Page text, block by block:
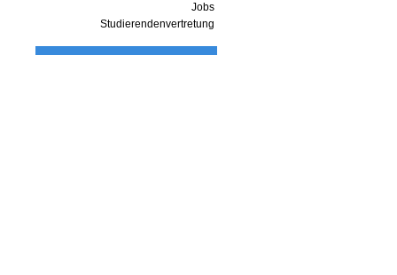
Jobs
Studierendenvertretung